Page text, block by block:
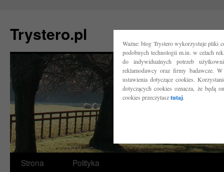
Ważne: blog Trystero wykorzystuje pliki
podobnych technologii m.in. w celach
do indywidualnych potrzeb
reklamodawcy oraz firmy badawcze.
ustawienia dotyczące cookies.
dotyczących cookies oznacza, że będą
cookies przeczytasztutaj.
Trystero.pl
Przejdź
Strona
Polityka